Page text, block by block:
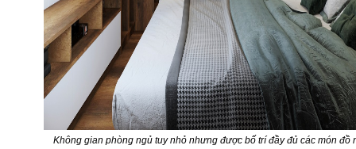
Không gian phòng ngủ tuy nhỏ nhưng được bố trí đầy đủ các món đồ